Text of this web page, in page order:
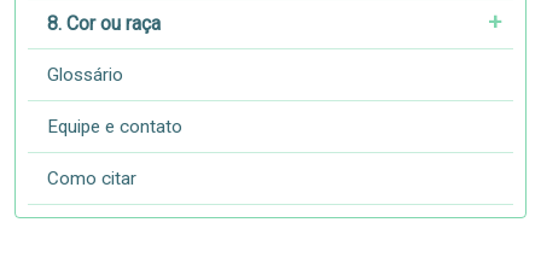
8. Cor ou raça
Glossário
Equipe e contato
Como citar